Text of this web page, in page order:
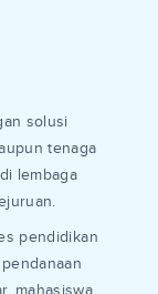
solusi
tenaga
lembaga
pendidikan